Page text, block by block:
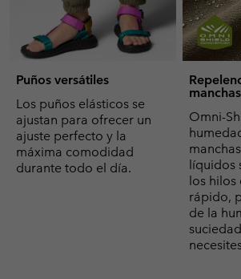
Puños versátiles
Los puños elásticos se
ajustan para ofrecer un
ajuste perfecto y la
máxima comodidad
durante todo el día.
manchas
Omni-
líquidos
los hilos
rápido,
de la